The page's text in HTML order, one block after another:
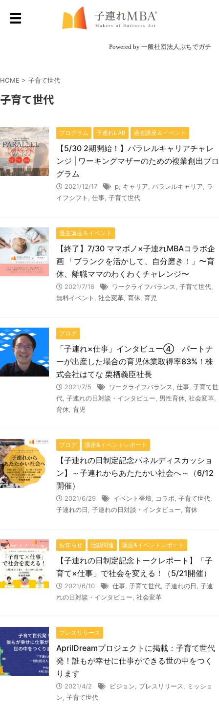
Powered by 一般社団法人ぷちでガチ
HOME > 子育て世代
子育て世代
プログラム 子連れLAB 過去講座＆イベント
【5/30 2期開始！】パラレルキャリアチャレ
ンジ | ワーキングマザーのための複業創出プロ
グラム
2021/12/17 p キャリア パラレルキャリア
ラ
イフシフト
仕事 子育て世代
過去講座＆イベント
【終了】7/30 ママボノ×子連れMBAコラボ企
画 「ブランクを活かして、自分磨き！」〜育
休、離職ママのわくわくチャレンジ〜
2021/7/16 ワークライフバランス 子育て世代
無料イベント
社会変革 育休 育児
ブログ
「子連れ×仕事」インタビュー④ パートナ
ーが出産した場合の育児休業取得率83%！株
式会社はてな 栗栖義臣社長
2021/7/5 ワークライフバランス 仕事 子育て世
代 子連れの日対談・インタビュー 男性育休 社会変革
育休 育児
ブログ 講座&イベントレポート
【子連れの日制定記念パネルディスカッショ
ン】～子連れからあたたかい社会へ～（6/12
開催）
2021/6/29 イベント登壇 コラボ 子育て世代
子連れの日
子連れの日対談・インタビュー 育休
お知らせ 活動関連 講座&イベントレポート
【子連れの日制定記念トークレポート】「子
育て×仕事」で社会を変える！（5/21開催）
2021/6/10 仕事 子育て世代 子連れの日
子連
れの日対談・インタビュー 社会変革
プレスリリース
AprilDreamプロジェクトに掲載：子育て世代
発！誰もが幸せに仕事ができる世の中をつく
ります
2021/4/2 ビジョン プレスリリース
ミッショ
ン 子育て世代